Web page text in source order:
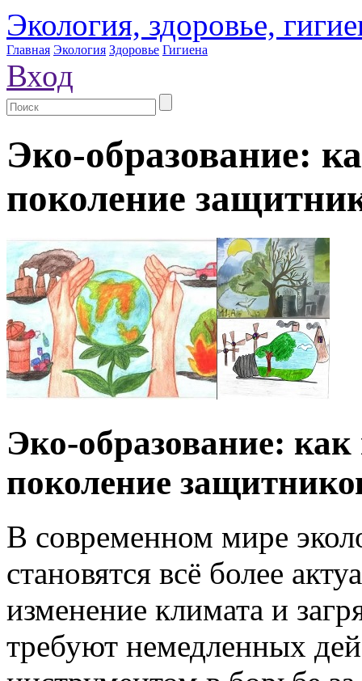
Экология, здоровье,
Главная Экология Здоровье Гигиена
Вход
Эко-образование:
поколение
Эко-образование: как
поколение
В современном мире
становятся всё более
изменение климата и
требуют немедленных